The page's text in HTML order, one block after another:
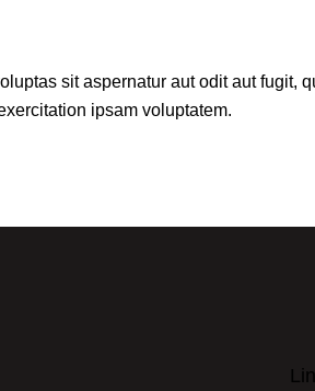
sit aspernatur aut odit aut
ipsam voluptatem.